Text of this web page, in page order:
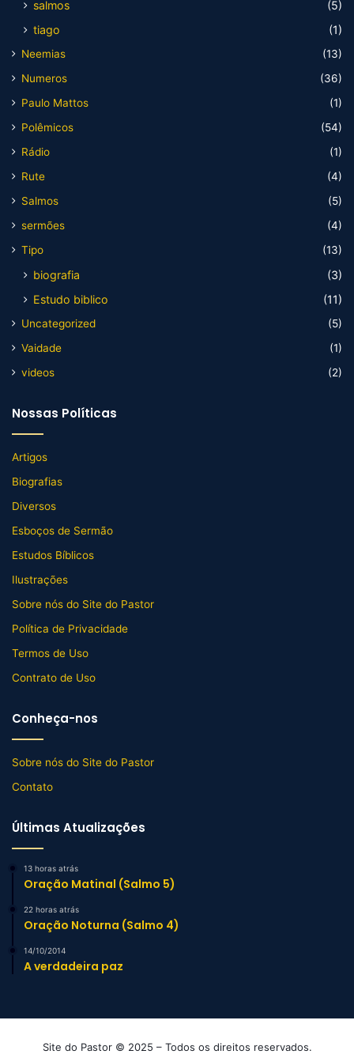
salmos
(5)
tiago
(1)
Neemias
(13)
Numeros
(36)
Paulo Mattos
(1)
Polêmicos
(54)
Rádio
(1)
Rute
(4)
Salmos
(5)
sermões
(4)
Tipo
(13)
biografia
(3)
Estudo biblico
(11)
Uncategorized
(5)
Vaidade
(1)
videos
(2)
Nossas Políticas
Artigos
Biografias
Diversos
Esboços de Sermão
Estudos Bíblicos
Ilustrações
Sobre nós do Site do Pastor
Política de Privacidade
Termos de Uso
Contrato de Uso
Conheça-nos
Sobre nós do Site do Pastor
Contato
Últimas Atualizações
13 horas atrás
Oração Matinal (Salmo 5)
22 horas atrás
Oração Noturna (Salmo 4)
14/10/2014
A verdadeira paz
Site do Pastor © 2025 – Todos os direitos reservados.